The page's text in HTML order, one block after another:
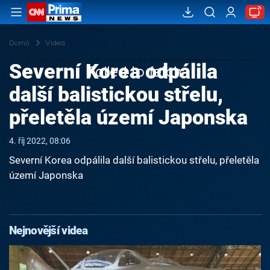
Domů Videa
Failed to fetch
Severní Korea odpálila
další balistickou střelu,
přeletěla území Japonska
4. říj 2022, 08:06
Severní Korea odpálila další balistickou střelu, přeletěla
území Japonska
Nejnovější videa